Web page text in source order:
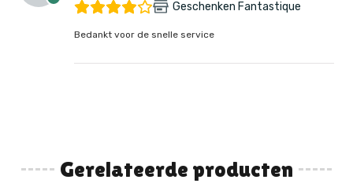
Geschenken Fantastique
Bedankt voor de snelle service
Gerelateerde producten